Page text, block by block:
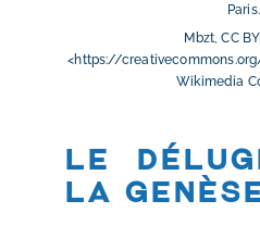
Paris.
Mbzt, CC
<https://
Wikimedia
Le
la